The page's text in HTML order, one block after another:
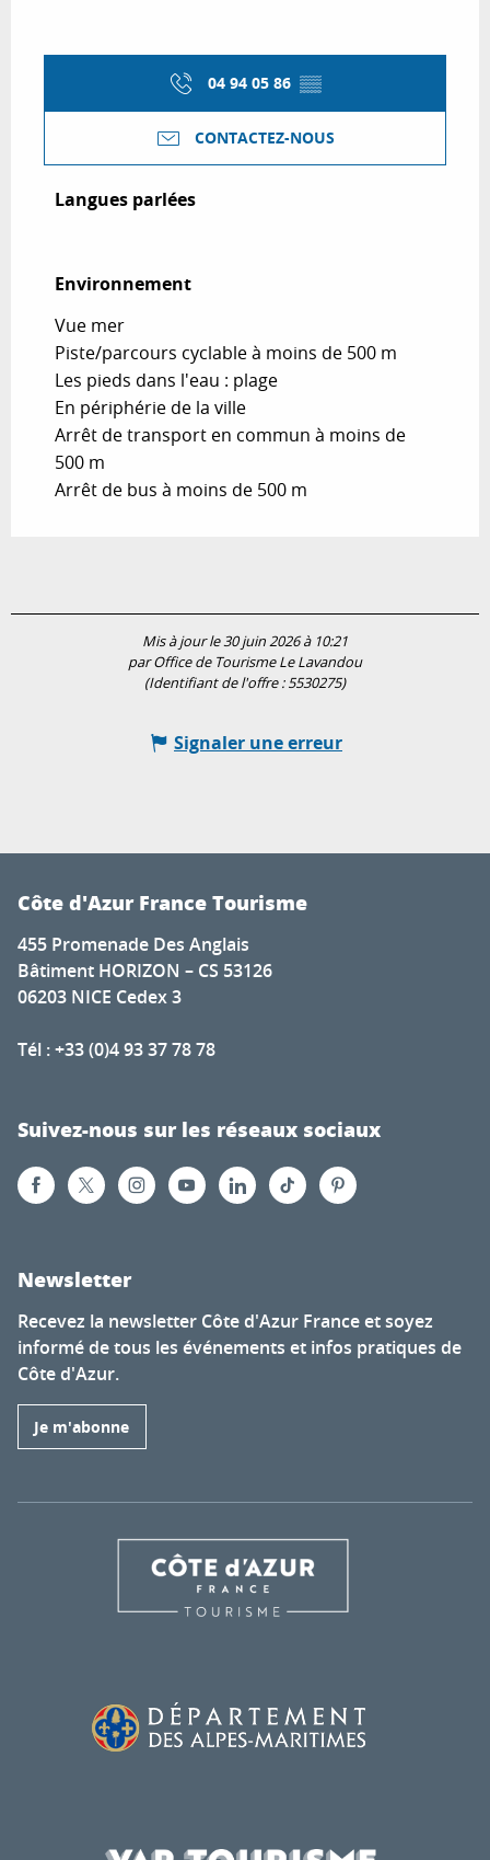
04 94 05 86 ▒▒
CONTACTEZ-NOUS
Langues parlées
Langues parlées
Environnement
Environnement
Vue mer
Piste/parcours cyclable à moins de 500 m
Les pieds dans l'eau : plage
En périphérie de la ville
Arrêt de transport en commun à moins de
500 m
Arrêt de bus à moins de 500 m
Mis à jour le 30 juin 2026 à 10:21
par Office de Tourisme Le Lavandou
(Identifiant de l'offre :5530275)
Signaler une erreur
Côte d'Azur France Tourisme
455 Promenade Des Anglais
Bâtiment HORIZON – CS 53126
06203 NICE Cedex 3
Tél : +33 (0)4 93 37 78 78
Suivez-nous sur les réseaux sociaux
Newsletter
Recevez la newsletter Côte d'Azur France et soyez
informé de tous les événements et infos pratiques de
Côte d'Azur.
Je m'abonne